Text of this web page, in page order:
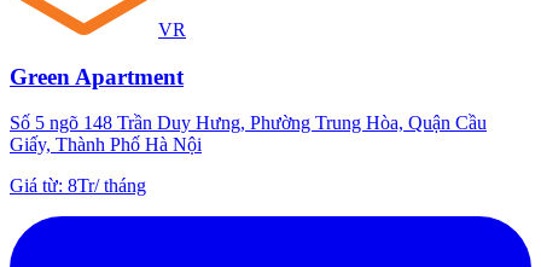
VR
Green Apartment
Số 5 ngõ 148 Trần Duy Hưng, Phường Trung Hòa, Quận Cầu
Giấy, Thành Phố Hà Nội
Giá từ: 8Tr/tháng